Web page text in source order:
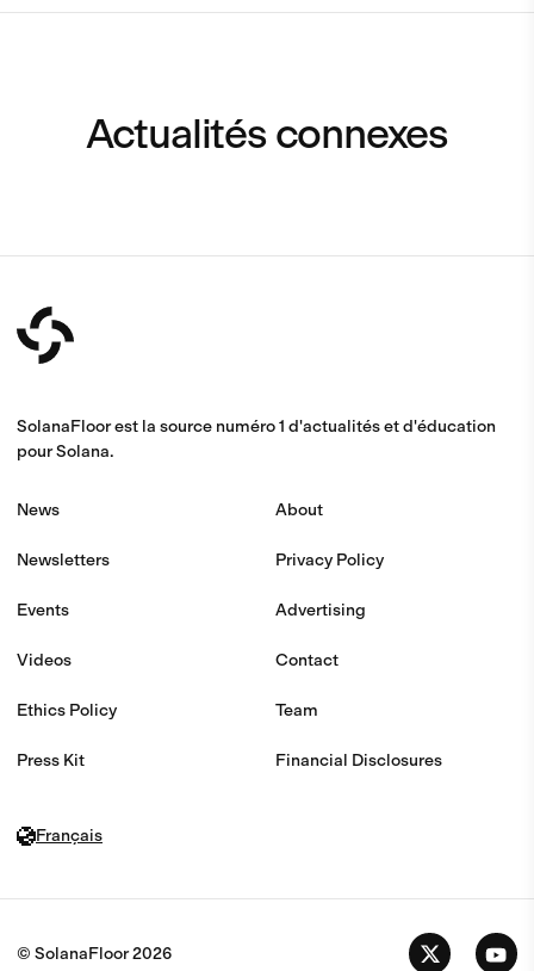
Actualités connexes
SolanaFloor est la source numéro 1 d'actualités et d'éducation
pour Solana.
News
Newsletters
Events
Videos
Ethics Policy
Press Kit
About
Privacy Policy
Advertising
Contact
Team
Financial Disclosures
Français
© SolanaFloor2026